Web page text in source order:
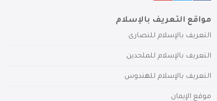
مواقع التعريف بالإسلام
التعريف بالإسلام للنصارى
التعريف بالإسلام للملحدين
التعريف بالإسلام للهندوس
موقع الإيمان